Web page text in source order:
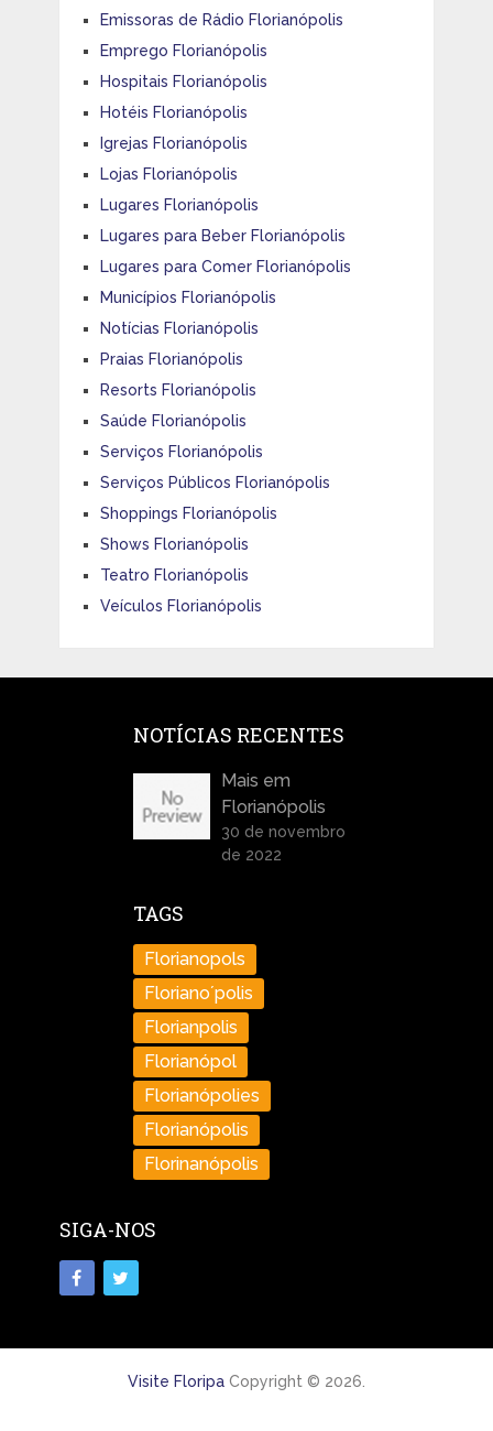
Emissoras de Rádio Florianópolis
Emprego Florianópolis
Hospitais Florianópolis
Hotéis Florianópolis
Igrejas Florianópolis
Lojas Florianópolis
Lugares Florianópolis
Lugares para Beber Florianópolis
Lugares para Comer Florianópolis
Municípios Florianópolis
Notícias Florianópolis
Praias Florianópolis
Resorts Florianópolis
Saúde Florianópolis
Serviços Florianópolis
Serviços Públicos Florianópolis
Shoppings Florianópolis
Shows Florianópolis
Teatro Florianópolis
Veículos Florianópolis
NOTÍCIAS RECENTES
Mais em
Florianópolis
30 de novembro
de 2022
TAGS
Florianopols
Floriano´polis
Florianpolis
Florianópol
Florianópolies
Florianópolis
Florinanópolis
SIGA-NOS
Visite FloripaCopyright © 2026.